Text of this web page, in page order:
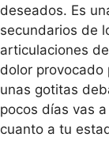
deseados. Es
secundarios de
articulaciones
dolor provocado
unas gotitas
pocos días vas
cuanto a tu